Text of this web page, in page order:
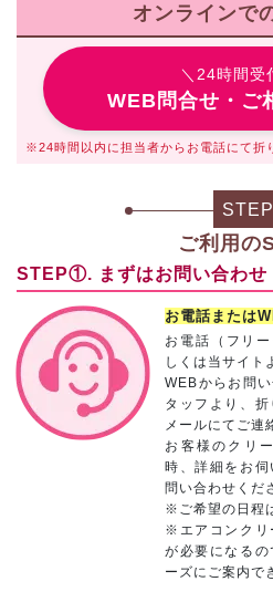
オンラインで
＼24時間受
WEB問合せ・ご
※24時間以内に担当者からお電話にて折
STEP
ご利用の
STEP①. まずはお問い合わせ
お電話または
お電話（フリ
しくは当サイト
WEBからお問
タッフより、
メールにてご連
お客様のクリ
時、詳細をお
問い合わせくだ
※ご希望の日程
※エアコンクリ
が必要になる
ーズにご案内で